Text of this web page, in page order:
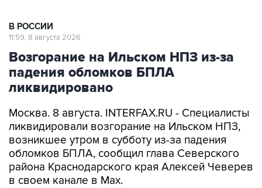
В РОССИИ
11:59, 8 августа 2026
Возгорание на Ильском НПЗ из-за
падения обломков БПЛА
ликвидировано
Москва. 8 августа. INTERFAX.RU - Специалисты
ликвидировали возгорание на Ильском НПЗ,
возникшее утром в субботу из-за падения
обломков БПЛА, сообщил глава Северского
района Краснодарского края Алексей Чеверев
в своем канале в Max.